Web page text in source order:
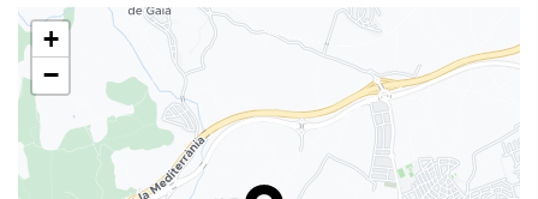
Bienestar
Toallas de playa o piscina
Tumbonas
Solarium
+
−